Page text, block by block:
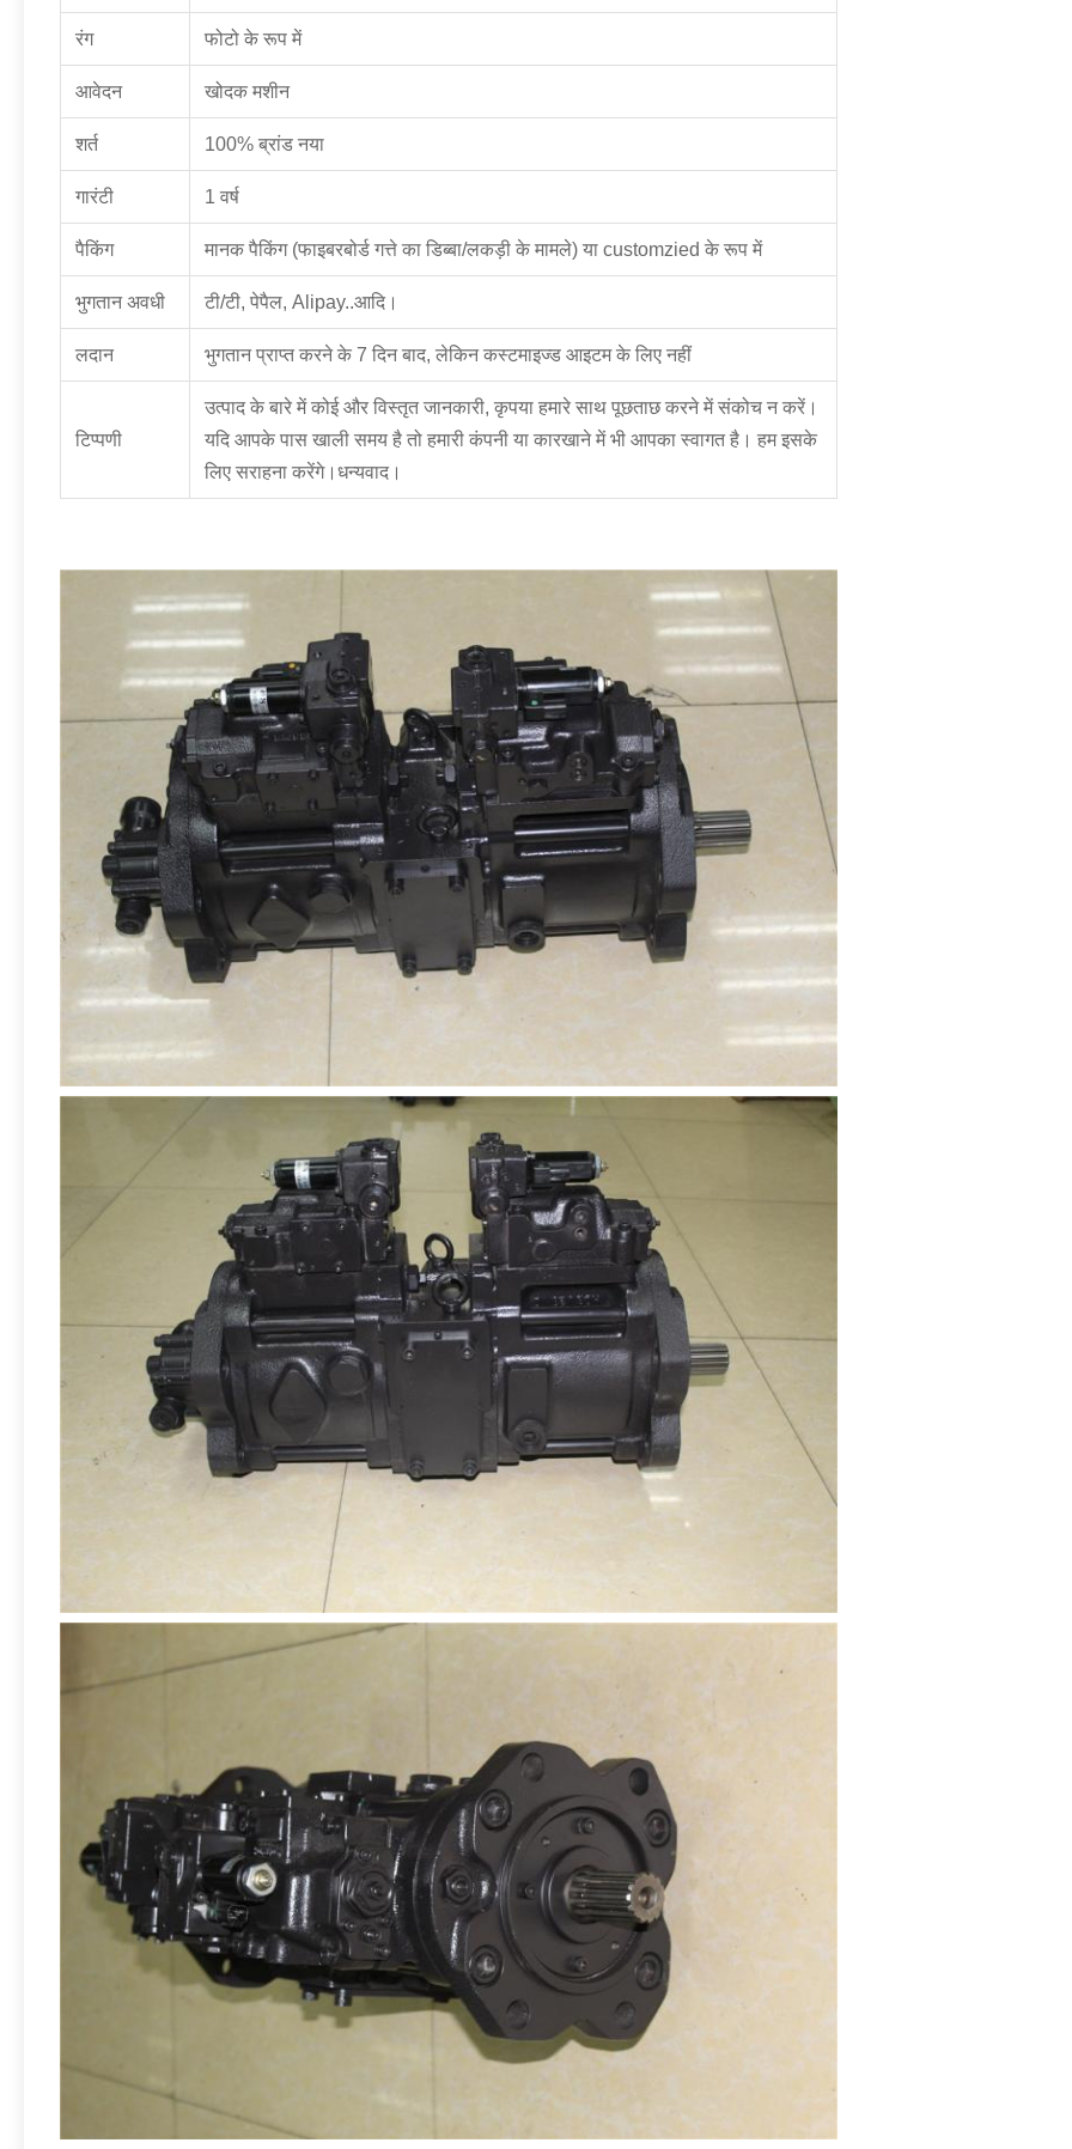
रंग फोटो के रूप में
आवेदन खोदक मशीन
शर्त 100% ब्रांड नया
गारंटी 1 वर्ष
पैकिंग मानक पैकिंग (फाइबरबोर्ड गत्ते का डिब्बा/लकड़ी के मामले) या customzied के रूप में
भुगतान अवधी टी/टी, पेपैल, Alipay..आदि।
लदान भुगतान प्राप्त करने के 7 दिन बाद, लेकिन कस्टमाइज्ड आइटम के लिए नहीं
टिप्पणी
उत्पाद के बारे में कोई और विस्तृत जानकारी, कृपया हमारे साथ पूछताछ करने में संकोच न करें।
यदि आपके पास खाली समय है तो हमारी कंपनी या कारखाने में भी आपका स्वागत है। हम इसके
लिए सराहना करेंगे।धन्यवाद।